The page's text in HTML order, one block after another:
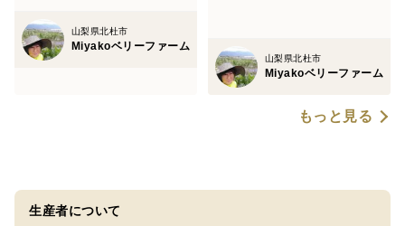
山梨県北杜市
Miyakoベリーファーム
山梨県北杜市
Miyakoベリーファーム
もっと見る
生産者について